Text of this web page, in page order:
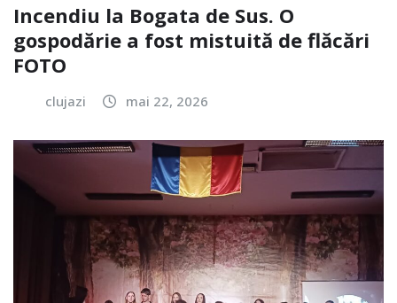
Incendiu la Bogata de Sus. O
gospodărie a fost mistuită de flăcări
FOTO
clujazi mai 22, 2026